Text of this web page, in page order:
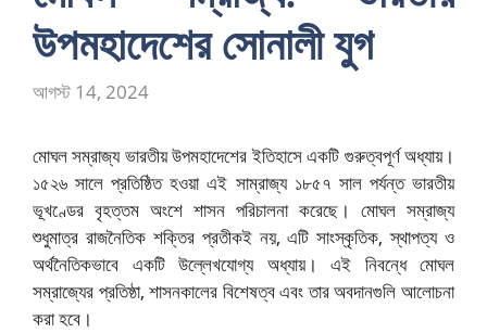
উপমহাদেশের সোনালী যুগ
আগস্ট 14, 2024
মোঘল সম্রাজ্য ভারতীয় উপমহাদেশের ইতিহাসে একটি গুরুত্বপূর্ণ অধ্যায়।
১৫২৬ সালে প্রতিষ্ঠিত হওয়া এই সাম্রাজ্য ১৮৫৭ সাল পর্যন্ত ভারতীয়
ভূখণ্ডের বৃহত্তম অংশে শাসন পরিচালনা করেছে। মোঘল সম্রাজ্য
শুধুমাত্র রাজনৈতিক শক্তির প্রতীকই নয়, এটি সাংস্কৃতিক, স্থাপত্য ও
অর্থনৈতিকভাবে একটি উল্লেখযোগ্য অধ্যায়। এই নিবন্ধে মোঘল
সম্রাজ্যের প্রতিষ্ঠা, শাসনকালের বিশেষত্ব এবং তার অবদানগুলি আলোচনা
করা হবে।